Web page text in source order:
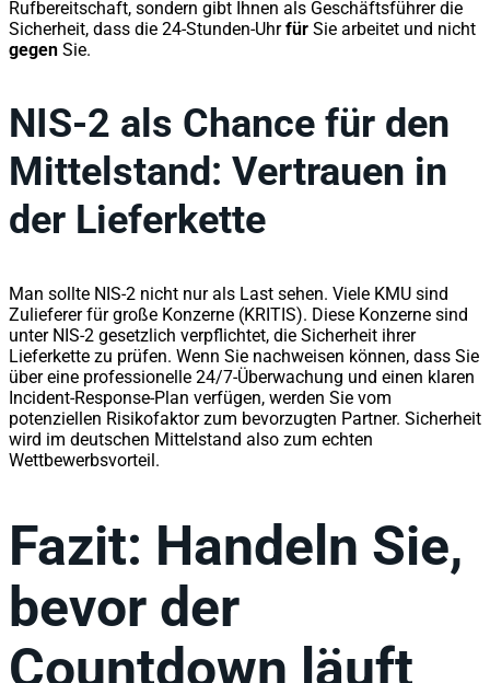
Rufbereitschaft, sondern gibt Ihnen als Geschäftsführer die
Sicherheit, dass die 24-Stunden-Uhrfür Sie arbeitet und nicht
gegen Sie.
NIS-2 als Chance für den
Mittelstand: Vertrauen in
der Lieferkette
Man sollte NIS-2 nicht nur als Last sehen. Viele KMU sind
Zulieferer für große Konzerne (KRITIS). Diese Konzerne sind
unter NIS-2 gesetzlich verpflichtet, die Sicherheit ihrer
Lieferkette zu prüfen. Wenn Sie nachweisen können, dass Sie
über eine professionelle 24/7-Überwachung und einen klaren
Incident-Response-Plan verfügen, werden Sie vom
potenziellen Risikofaktor zum bevorzugten Partner. Sicherheit
wird im deutschen Mittelstand also zum echten
Wettbewerbsvorteil.
Fazit: Handeln Sie,
bevor der
Countdown läuft